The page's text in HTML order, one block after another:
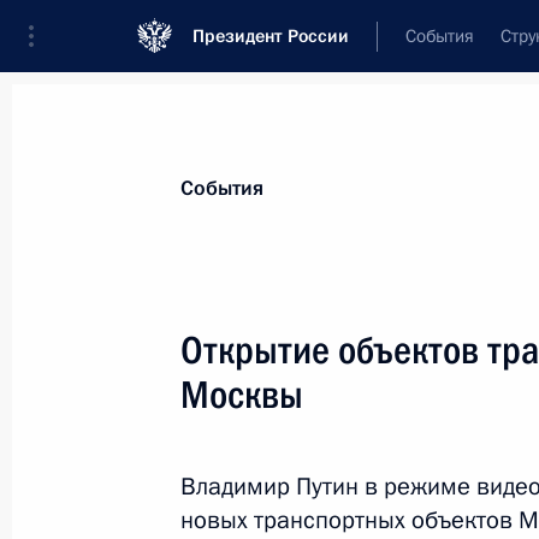
Президент России События
События
Открытие объектов
Москвы
Владимир Путин в режиме
новых транспортных объектов